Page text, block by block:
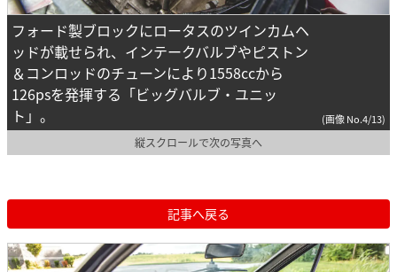
フォード製ブロックにロータスのツインカムヘ
ッドが載せられ、インテークバルブやピストン
＆コンロッドのチューンにより1558ccから
126psを発揮する「ビッグバルブ・ユニッ
ト」。
(画像 No.4/13)
縦スクロールで次の写真へ
記事へ戻る